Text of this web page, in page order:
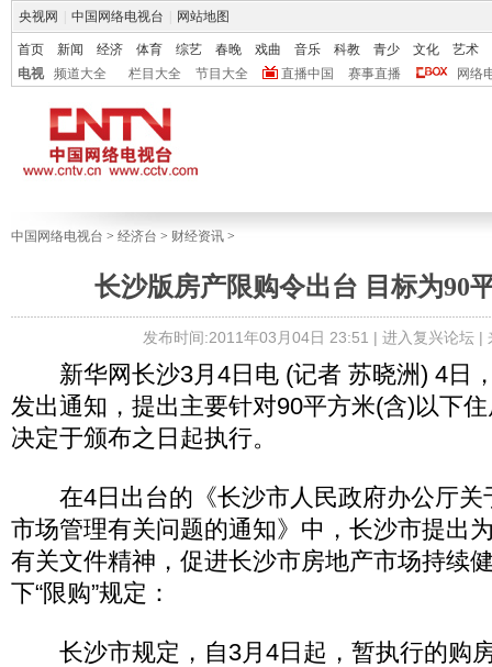
央视网 中国网络电视台 网站地图
首页 新闻 经济 体育 综艺 春晚 戏曲 音乐 科教 青少 文化
艺术
电视
频道大全 栏目大全 节目大全 直播中国 赛事直播 网络
中国网络电视台 > 经济台 > 财经资讯 >
长沙版房产限购令出台 目标为90
发布时间:2011年03月04日 23:51 | 进入复兴论坛|
新华网长沙3月4日电 (记者 苏晓洲) 4日
发出通知，提出主要针对90平方米(含)以下住
决定于颁布之日起执行。
在4日出台的《长沙市人民政府办公厅关
市场管理有关问题的通知》中，长沙市提出
有关文件精神，促进长沙市房地产市场持续
下“限购”规定：
长沙市规定，自3月4日起，暂执行的购